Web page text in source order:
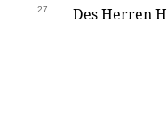
27 Des Herren